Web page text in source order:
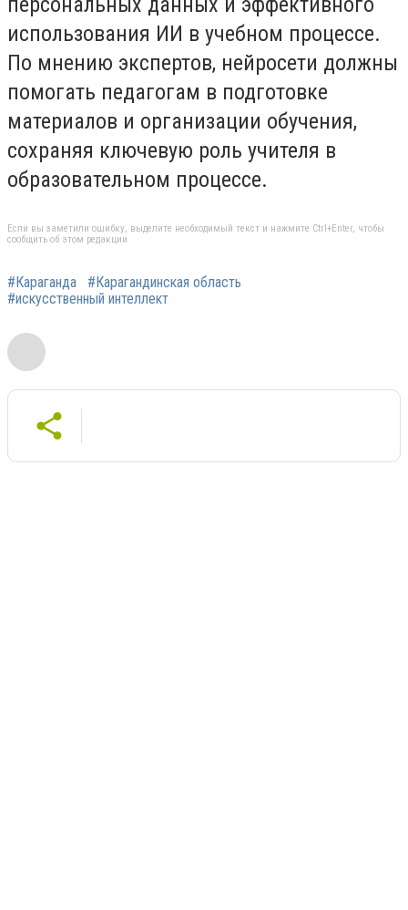
использования ИИ в учебном процессе.
По мнению экспертов, нейросети должны
помогать педагогам в подготовке
материалов и организации обучения,
сохраняя ключевую роль учителя в
образовательном процессе.
Если вы заметили ошибку, выделите необходимый текст и нажмите Ctrl+Enter, чтобы
сообщить об этом редакции
#Караганда
#Карагандинская область
#искусственный интеллект